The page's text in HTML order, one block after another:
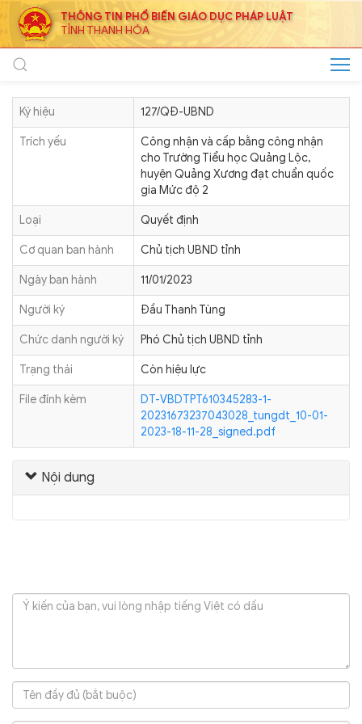
THÔNG TIN PHỔ BIẾN GIÁO DỤC PHÁP LUẬT
TỈNH THANH HÓA
Ký hiệu 127/QĐ-UBND
Trích yếu
Công nhận và cấp bằng công nhận
cho Trường Tiểu học Quảng Lộc,
huyện Quảng Xương đạt chuẩn quốc
gia Mức độ 2
Loại Quyết định
Cơ quan ban hành Chủ tịch UBND tỉnh
Ngày ban hành 11/01/2023
Người ký Đầu Thanh Tùng
Chức danh người ký Phó Chủ tịch UBND tỉnh
Trạng thái Còn hiệu lực
File đính kèm
DT-VBDTPT610345283-1-
20231673237043028_tungdt_10-01-
2023-18-11-28_signed.pdf
Nội dung